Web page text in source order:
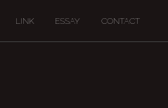
LINK ESSAY CONTACT